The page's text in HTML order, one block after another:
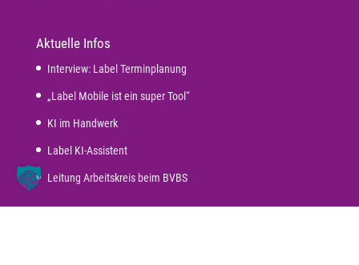
Aktuelle Infos
Interview: Label Terminplanung
„Label Mobile ist ein super Tool“
KI im Handwerk
Label KI-Assistent
Leitung Arbeitskreis beim BVBS